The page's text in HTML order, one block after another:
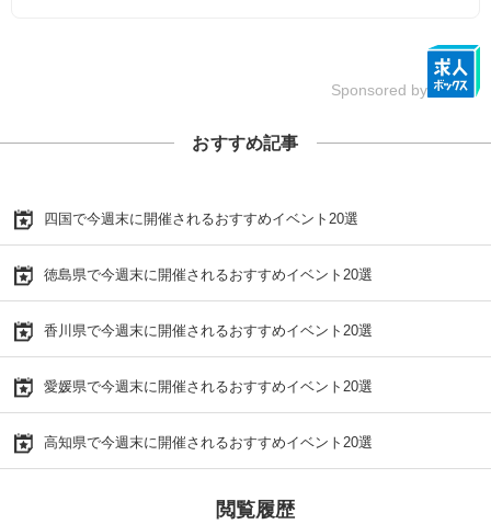
Sponsored by
おすすめ記事
四国で今週末に開催されるおすすめイベント20選
徳島県で今週末に開催されるおすすめイベント20選
香川県で今週末に開催されるおすすめイベント20選
愛媛県で今週末に開催されるおすすめイベント20選
高知県で今週末に開催されるおすすめイベント20選
閲覧履歴